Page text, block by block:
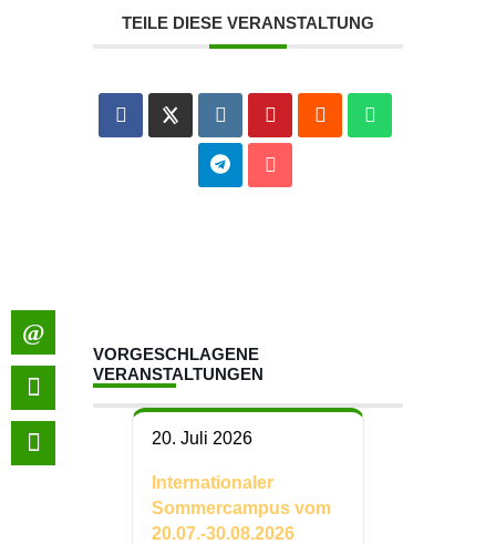
TEILE DIESE VERANSTALTUNG
VORGESCHLAGENE
VERANSTALTUNGEN
20. Juli 2026
Internationaler
Sommercampus vom
20.07.-30.08.2026